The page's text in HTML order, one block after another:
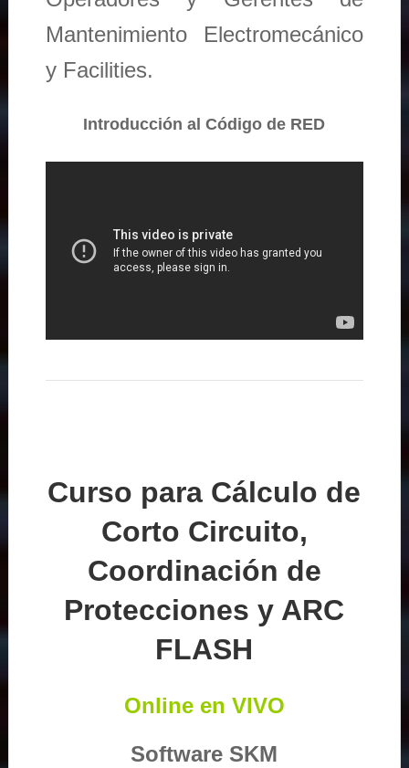
Mantenimiento Electromecánico
y Facilities.
Introducción al Código de RED
Curso para Cálculo de
Corto Circuito,
Coordinación de
Protecciones y ARC
FLASH
Online en VIVO
Software SKM